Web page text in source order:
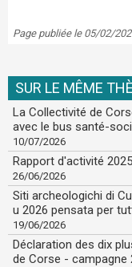
Page publiée le 05/02/
SUR LE MÊME
La Collectivité de
avec le bus santé-
10/07/2026
Rapport d'activité
26/06/2026
Siti archeologichi di
u 2026 pensata per
19/06/2026
Déclaration des dix
de Corse - campagne